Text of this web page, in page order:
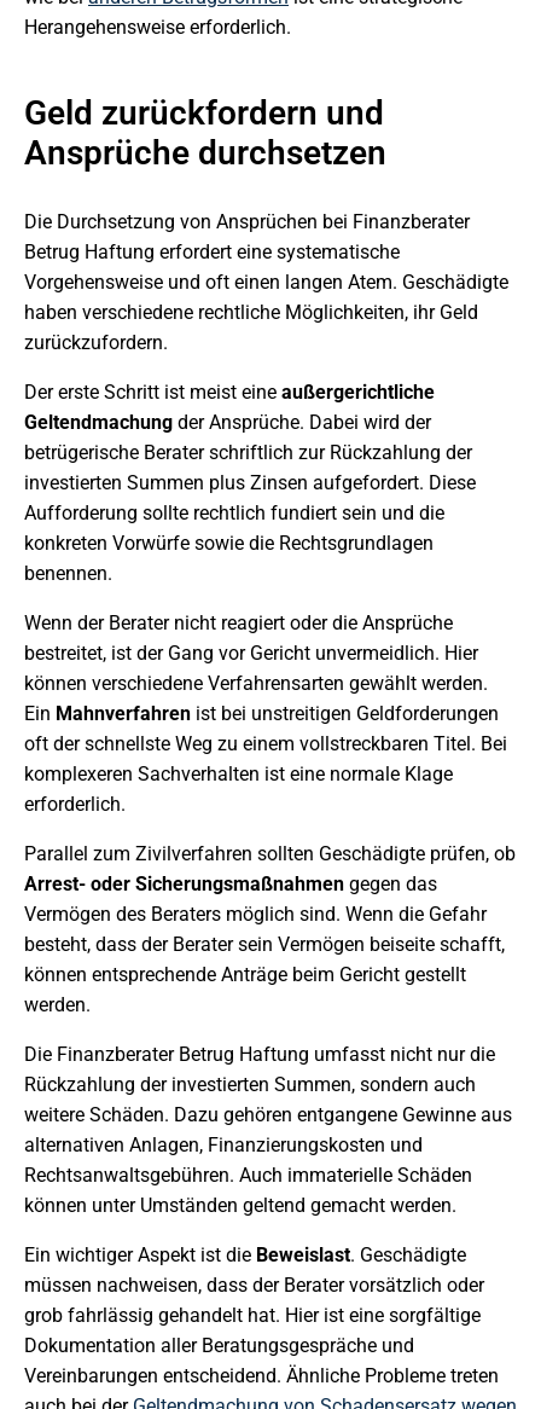
Herangehensweise erforderlich.
Geld zurückfordern und
Ansprüche durchsetzen
Die Durchsetzung von Ansprüchen bei Finanzberater
Betrug Haftung erfordert eine systematische
Vorgehensweise und oft einen langen Atem. Geschädigte
haben verschiedene rechtliche Möglichkeiten, ihr Geld
zurückzufordern.
Der erste Schritt ist meist eine außergerichtliche
Geltendmachung der Ansprüche. Dabei wird der
betrügerische Berater schriftlich zur Rückzahlung der
investierten Summen plus Zinsen aufgefordert. Diese
Aufforderung sollte rechtlich fundiert sein und die
konkreten Vorwürfe sowie die Rechtsgrundlagen
benennen.
Wenn der Berater nicht reagiert oder die Ansprüche
bestreitet, ist der Gang vor Gericht unvermeidlich. Hier
können verschiedene Verfahrensarten gewählt werden.
Ein Mahnverfahren ist bei unstreitigen Geldforderungen
oft der schnellste Weg zu einem vollstreckbaren Titel. Bei
komplexeren Sachverhalten ist eine normale Klage
erforderlich.
Parallel zum Zivilverfahren sollten Geschädigte prüfen, ob
Arrest- oder Sicherungsmaßnahmen gegen das
Vermögen des Beraters möglich sind. Wenn die Gefahr
besteht, dass der Berater sein Vermögen beiseite schafft,
können entsprechende Anträge beim Gericht gestellt
werden.
Die Finanzberater Betrug Haftung umfasst nicht nur die
Rückzahlung der investierten Summen, sondern auch
weitere Schäden. Dazu gehören entgangene Gewinne aus
alternativen Anlagen, Finanzierungskosten und
Rechtsanwaltsgebühren. Auch immaterielle Schäden
können unter Umständen geltend gemacht werden.
Ein wichtiger Aspekt ist die Beweislast. Geschädigte
müssen nachweisen, dass der Berater vorsätzlich oder
grob fahrlässig gehandelt hat. Hier ist eine sorgfältige
Dokumentation aller Beratungsgespräche und
Vereinbarungen entscheidend. Ähnliche Probleme treten